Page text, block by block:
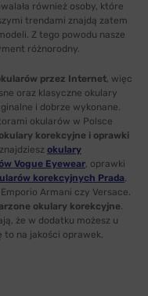
również osoby, które
trendami znajdą zatem
Z tego powodu nasze
różnorodny.
przez Internet, więc
oraz klasyczne okulary
i dobrze wykonane.
okularów w Polsce
okulary korekcyjne i oprawki
okulary
Vogue Eyewear, oprawki
korekcyjnych Prada,
Emporio Armani czy Versace.
okulary korekcyjne.
że w dodatku możesz u
to na jakości oprawek.